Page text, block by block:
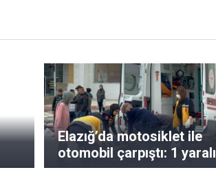
Elazığ’da motosiklet ile
otomobil çarpıştı: 1 yaralı